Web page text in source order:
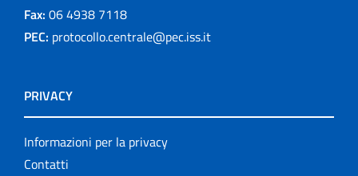
Fax: 06 4938 7118
PEC: protocollo.centrale@pec.iss.it
PRIVACY
Informazioni per la privacy
Contatti